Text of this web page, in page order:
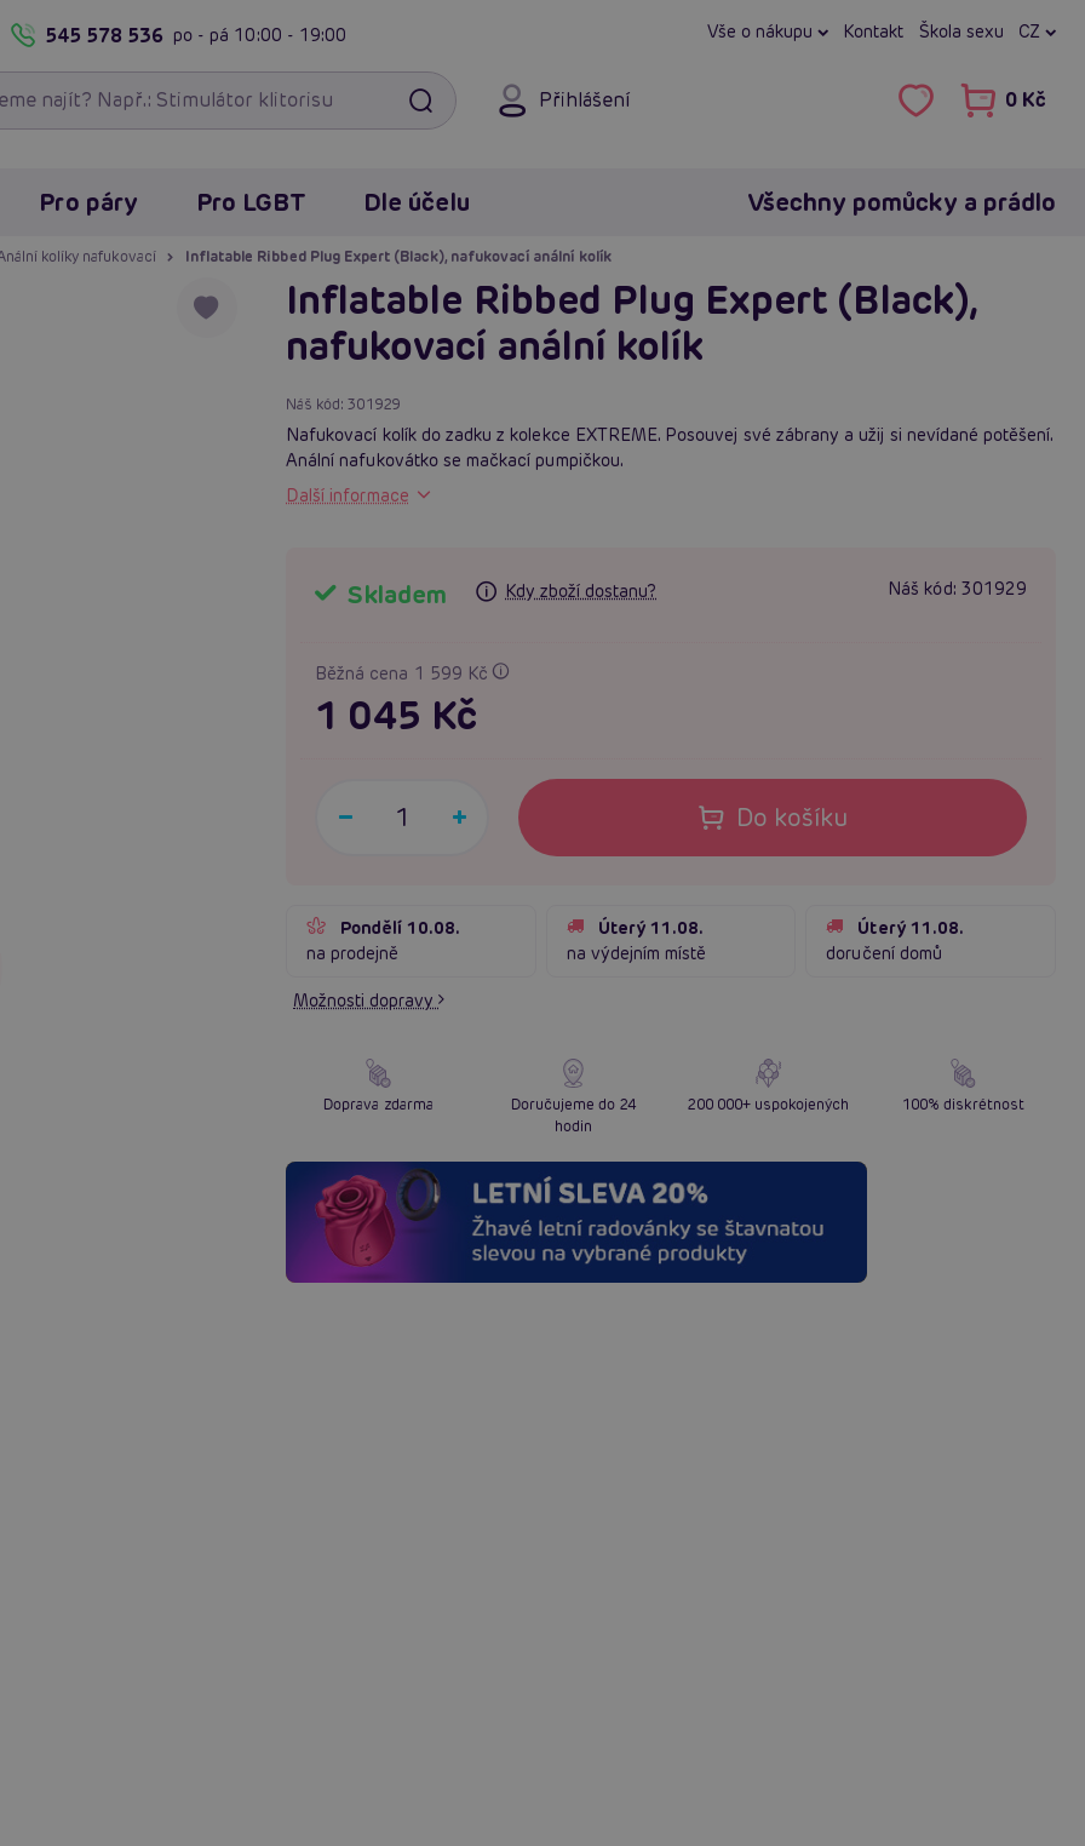
545 578 536 po - pá 10:00 - 19:00 Vše o nákupu Kontakt Škola sexu CZ
Přihlášení 0 Kč
Pro páry Pro LGBT Dle účelu Všechny pomůcky a prádlo
kolíky nafukovací Inflatable Ribbed Plug Expert (Black), nafukovací anální kolík
Inflatable Ribbed Plug Expert (Black),
nafukovací anální kolík
Náš kód:301929
Nafukovací kolík do zadku z kolekce EXTREME. Posouvej své zábrany a užij si nevídané potěšení.
Anální nafukovátko se mačkací pumpičkou.
Další informace
Skladem Kdy zboží dostanu? Náš kód: 301929
Běžná cena 1 599 Kč
1 045 Kč
Do košíku
Pondělí 10.08.
na prodejně
Úterý 11.08.
na výdejním místě
Úterý 11.08.
doručení domů
Možnosti dopravy
Doprava zdarma
Doručujeme do 24
hodin
200 000+ uspokojených 100% diskrétnost